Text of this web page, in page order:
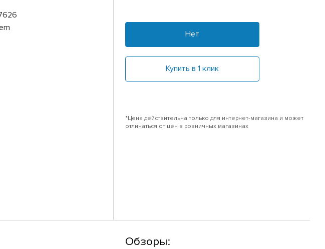
Нет
Купить в 1 клик
*Цена действительна только для интернет-магазина и может
отличаться от цен в розничных магазинах
Обзоры: